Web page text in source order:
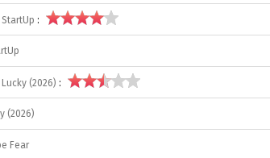
StartUp :
Lucky (2026) :
(2026)
Fear